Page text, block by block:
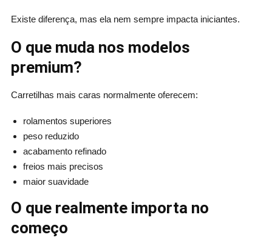
Existe diferença, mas ela nem sempre impacta iniciantes.
O que muda nos modelos
premium?
Carretilhas mais caras normalmente oferecem:
rolamentos superiores
peso reduzido
acabamento refinado
freios mais precisos
maior suavidade
O que realmente importa no
começo